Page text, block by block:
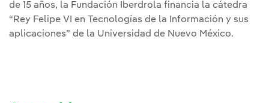
de 15 años, la Fundación Iberdrola financia la cátedra
“Rey Felipe VI en Tecnologías de la Información y sus
aplicaciones” de la Universidad de Nuevo México.